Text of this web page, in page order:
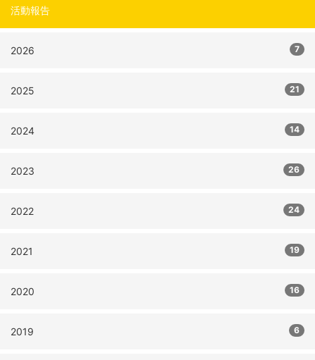
活動報告
2026 7
2025 21
2024 14
2023 26
2022 24
2021 19
2020 16
2019 6